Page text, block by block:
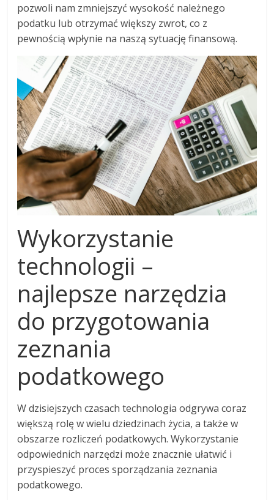
pozwoli nam zmniejszyć wysokość należnego
podatku lub otrzymać większy zwrot, co z
pewnością wpłynie na naszą sytuację finansową.
Wykorzystanie
technologii –
najlepsze narzędzia
do przygotowania
zeznania
podatkowego
W dzisiejszych czasach technologia odgrywa coraz
większą rolę w wielu dziedzinach życia, a także w
obszarze rozliczeń podatkowych. Wykorzystanie
odpowiednich narzędzi może znacznie ułatwić i
przyspieszyć proces sporządzania zeznania
podatkowego.